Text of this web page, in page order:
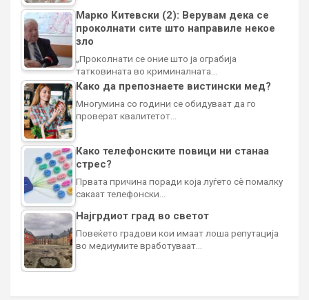
Марко Китевски (2): Верувам дека се
проколнати сите што направиле некое
зло
„Проколнати се оние што ја ограбија
татковината во криминалната…
Како да препознаете вистински мед?
Многумина со години се обидуваат да го
проверат квалитетот…
Како телефонските повици ни станаа
стрес?
Првата причина поради која луѓето сè помалку
сакаат телефонски…
Најгрдиот град во светот
Повеќето градови кои имаат лоша репутација
во медиумите вработуваат…